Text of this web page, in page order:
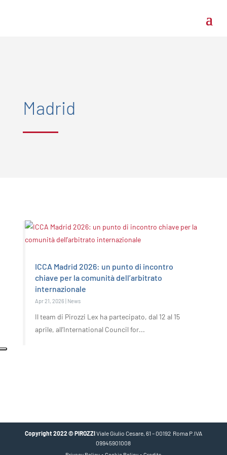
Madrid
ICCA Madrid 2026: un punto di incontro
chiave per la comunità dell’arbitrato
internazionale
Apr 21, 2026 | News
Il team di Pirozzi Lex ha partecipato, dal 12 al 15
aprile, all’International Council for...
Copyright 2022 © PIROZZIViale Giulio Cesare, 61 – 00192 Roma P.IVA
09945901008